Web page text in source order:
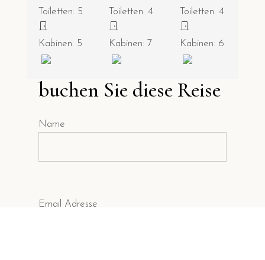
Toiletten: 5
Kabinen: 5
Toiletten: 4
Kabinen: 7
Toiletten: 4
Kabinen: 6
buchen Sie diese Reise
Name
Email Adresse